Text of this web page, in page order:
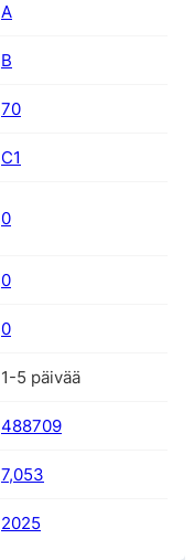
A
B
70
C1
0
0
0
1-5 päivää
488709
7,053
2025